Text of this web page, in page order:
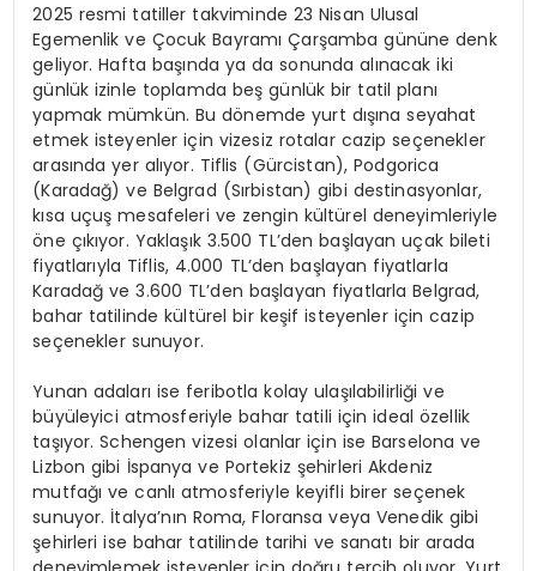
2025 resmi tatiller takviminde 23 Nisan Ulusal
Egemenlik ve Çocuk Bayramı Çarşamba gününe denk
geliyor. Hafta başında ya da sonunda alınacak iki
günlük izinle toplamda beş günlük bir tatil planı
yapmak mümkün. Bu dönemde yurt dışına seyahat
etmek isteyenler için vizesiz rotalar cazip seçenekler
arasında yer alıyor. Tiflis (Gürcistan), Podgorica
(Karadağ) ve Belgrad (Sırbistan) gibi destinasyonlar,
kısa uçuş mesafeleri ve zengin kültürel deneyimleriyle
öne çıkıyor. Yaklaşık 3.500 TL’den başlayan uçak bileti
fiyatlarıyla Tiflis, 4.000 TL’den başlayan fiyatlarla
Karadağ ve 3.600 TL’den başlayan fiyatlarla Belgrad,
bahar tatilinde kültürel bir keşif isteyenler için cazip
seçenekler sunuyor.
Yunan adaları ise feribotla kolay ulaşılabilirliği ve
büyüleyici atmosferiyle bahar tatili için ideal özellik
taşıyor. Schengen vizesi olanlar için ise Barselona ve
Lizbon gibi İspanya ve Portekiz şehirleri Akdeniz
mutfağı ve canlı atmosferiyle keyifli birer seçenek
sunuyor. İtalya’nın Roma, Floransa veya Venedik gibi
şehirleri ise bahar tatilinde tarihi ve sanatı bir arada